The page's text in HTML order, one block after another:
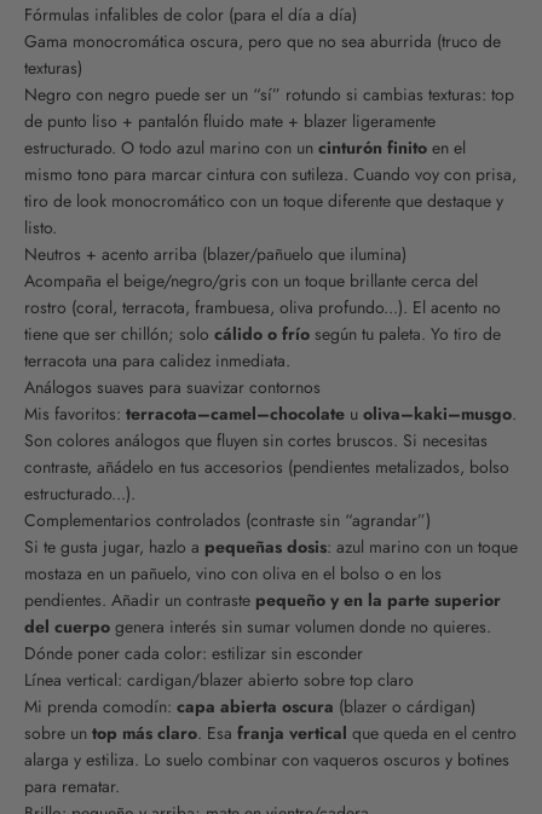
Fórmulas infalibles de color (para el día a día)
Gama monocromática oscura, pero que no sea aburrida (truco de
texturas)
Negro con negro puede ser un “sí” rotundo si cambias texturas: top
de punto liso + pantalón fluido mate + blazer ligeramente
estructurado. O todo azul marino con un cinturón finito en el
mismo tono para marcar cintura con sutileza. Cuando voy con prisa,
tiro de look monocromático con un toque diferente que destaque y
listo.
Neutros + acento arriba (blazer/pañuelo que ilumina)
Acompaña el beige/negro/gris con un toque brillante cerca del
rostro (coral, terracota, frambuesa, oliva profundo...). El acento no
tiene que ser chillón; solo cálido o frío según tu paleta. Yo tiro de
terracota una para calidez inmediata.
Análogos suaves para suavizar contornos
Mis favoritos: terracota–camel–chocolate u oliva–kaki–musgo.
Son colores análogos que fluyen sin cortes bruscos. Si necesitas
contraste, añádelo en tus accesorios (pendientes metalizados, bolso
estructurado...).
Complementarios controlados (contraste sin “agrandar”)
Si te gusta jugar, hazlo a pequeñas dosis: azul marino con un toque
mostaza en un pañuelo, vino con oliva en el bolso o en los
pendientes. Añadir un contraste pequeño y en la parte superior
del cuerpo genera interés sin sumar volumen donde no quieres.
Dónde poner cada color: estilizar sin esconder
Línea vertical: cardigan/blazer abierto sobre top claro
Mi prenda comodín: capa abierta oscura (blazer o cárdigan)
sobre un top más claro. Esa franja vertical que queda en el centro
alarga y estiliza. Lo suelo combinar con vaqueros oscuros y botines
para rematar.